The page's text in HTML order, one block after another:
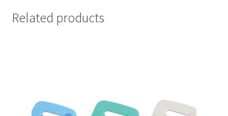
Related products